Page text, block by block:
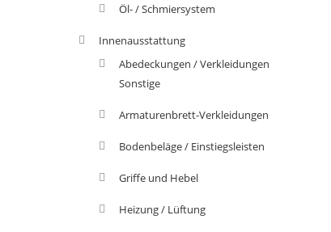
Öl- / Schmiersystem
Innenausstattung
Abedeckungen / Verkleidungen
Sonstige
Armaturenbrett-Verkleidungen
Bodenbeläge / Einstiegsleisten
Griffe und Hebel
Heizung / Lüftung